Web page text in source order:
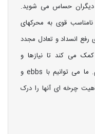
دیگران حساس می شوید.
قوی به محرکهای
رفع انسداد و تعادل مجدد
می کند تا نیازها و
احساسات خودمان را به روشنی درک کنیم. ما می توانیم با ebbs و
چرخه ای آنها را درک